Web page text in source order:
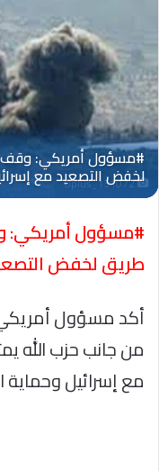
Oplus_131072
#مسؤول أمريكي:
طريق لخفض
أكد مسؤول
من جانب حزب الله
مع إسرائيل وحماية